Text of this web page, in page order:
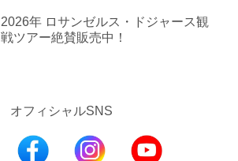
2026年 ロサンゼルス・ドジャース観
戦ツアー絶賛販売中！
オフィシャルSNS